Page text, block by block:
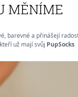
MĚNÍME
barevné a přinášejí
už mají svůj PupSocks